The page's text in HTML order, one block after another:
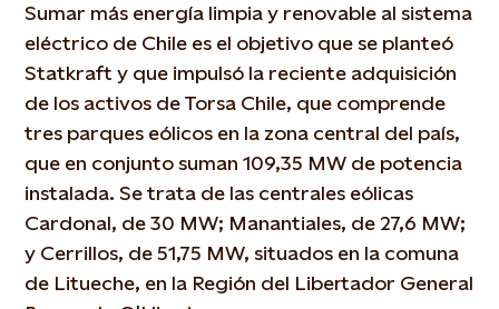
Sumar más energía limpia y renovable al sistema
eléctrico de Chile es el objetivo que se planteó
Statkraft y que impulsó la reciente adquisición
de los activos de Torsa Chile, que comprende
tres parques eólicos en la zona central del país,
que en conjunto suman 109,35 MW de potencia
instalada. Se trata de las centrales eólicas
Cardonal, de 30 MW; Manantiales, de 27,6 MW;
y Cerrillos, de 51,75 MW, situados en la comuna
de Litueche, en la Región del Libertador General